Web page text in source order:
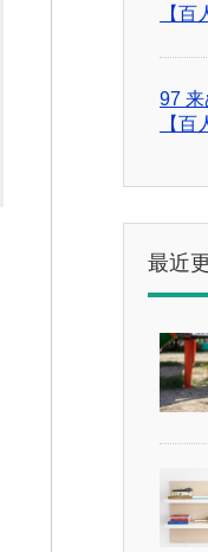
【百
97
【百
最近